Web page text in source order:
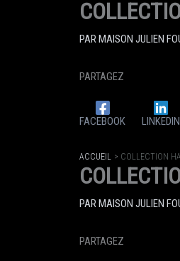
PARMAISON JULIEN
PARTAGEZ
FACEBOOK LINKEDIN
ACCUEIL COLLECTION
PARMAISON JULIEN
PARTAGEZ